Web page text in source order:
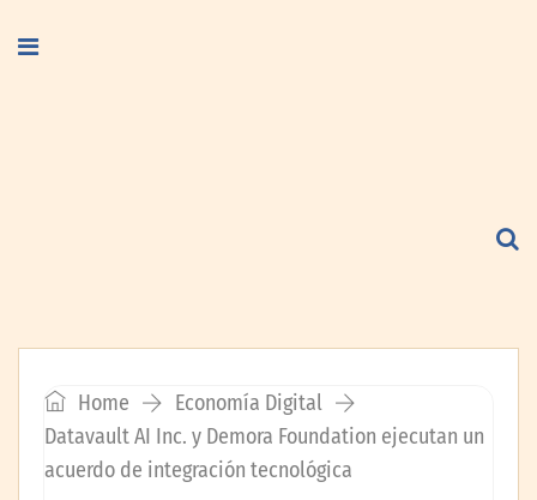
Home
Economía Digital
Datavault AI Inc. y Demora Foundation ejecutan un
acuerdo de integración tecnológica